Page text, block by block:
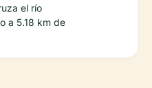
el río
a 5.18 km de